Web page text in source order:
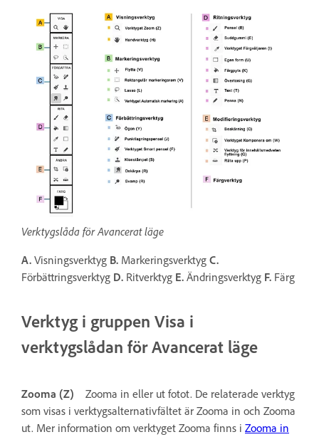
Verktygslåda för Avancerat läge
A. Visningsverktyg B. Markeringsverktyg C.
Förbättringsverktyg D. Ritverktyg E. Ändringsverktyg F. Färg
Verktyg i gruppen Visa i
verktygslådan för Avancerat läge
Zooma (Z)
Zooma in eller ut fotot. De relaterade verktyg
som visas i verktygsalternativfältet är Zooma in och Zooma
ut. Mer information om verktyget Zooma finns i Zooma in